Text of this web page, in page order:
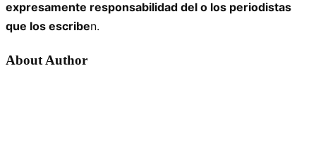
expresamente responsabilidad del o los periodistas
que los escriben.
About Author